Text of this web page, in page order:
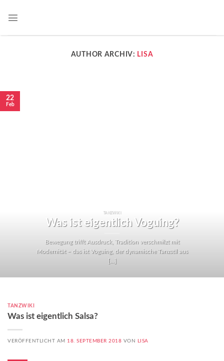
AUTHOR ARCHIV: LISA
TANZWIKI
Was ist eigentlich Voguing?
Bewegung trifft Ausdruck, Tradition verschmilzt mit
Modernität – das ist Voguing, der dynamische Tanzstil aus
[...]
22
Feb
TANZWIKI
Was ist eigentlich Salsa?
VERÖFFENTLICHT AM 18. SEPTEMBER 2018 VON LISA